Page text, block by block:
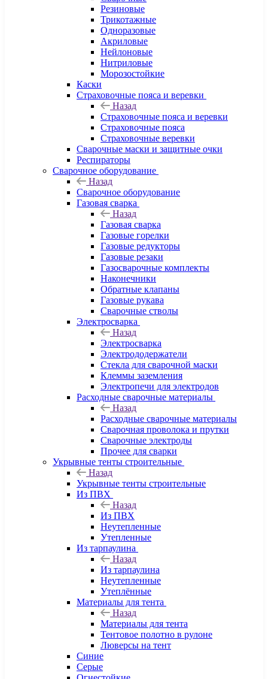
Резиновые
Трикотажные
Одноразовые
Акриловые
Нейлоновые
Нитриловые
Морозостойкие
Каски
Страховочные пояса и веревки
Назад
Страховочные пояса и веревки
Страховочные пояса
Страховочные веревки
Сварочные маски и защитные очки
Респираторы
Сварочное оборудование
Назад
Сварочное оборудование
Газовая сварка
Назад
Газовая сварка
Газовые горелки
Газовые редукторы
Газовые резаки
Газосварочные комплекты
Наконечники
Обратные клапаны
Газовые рукава
Сварочные стволы
Электросварка
Назад
Электросварка
Электрододержатели
Стекла для сварочной маски
Клеммы заземления
Электропечи для электродов
Расходные сварочные материалы
Назад
Расходные сварочные материалы
Сварочная проволока и прутки
Сварочные электроды
Прочее для сварки
Укрывные тенты строительные
Назад
Укрывные тенты строительные
Из ПВХ
Назад
Из ПВХ
Неутепленные
Утепленные
Из тарпаулина
Назад
Из тарпаулина
Неутепленные
Утеплённые
Материалы для тента
Назад
Материалы для тента
Тентовое полотно в рулоне
Люверсы на тент
Синие
Серые